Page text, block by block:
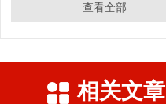
查看全部
相关文章